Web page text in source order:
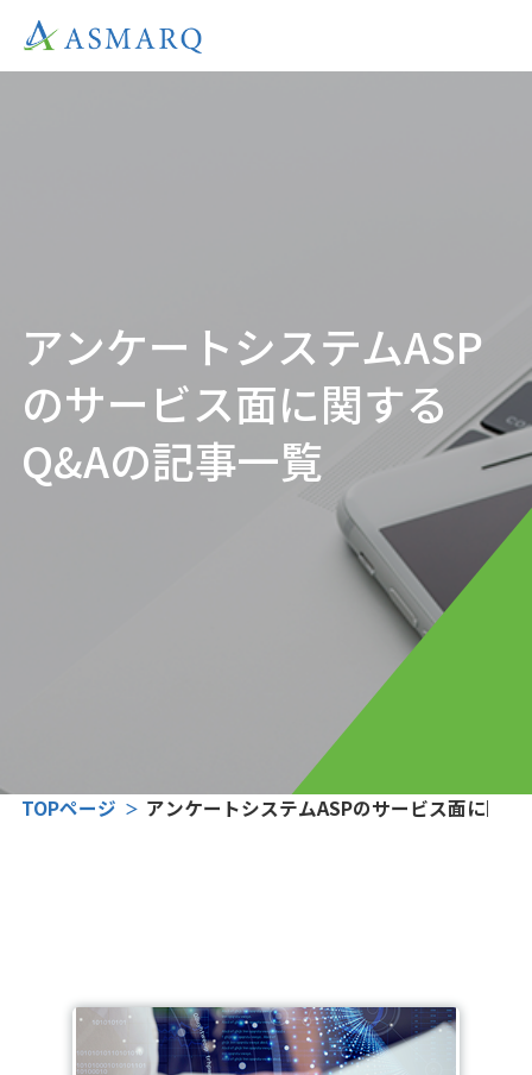
アンケートシステムASP
のサービス面に関する
Q&Aの記事一覧
TOPページ アンケートシステムASPのサービス面に関